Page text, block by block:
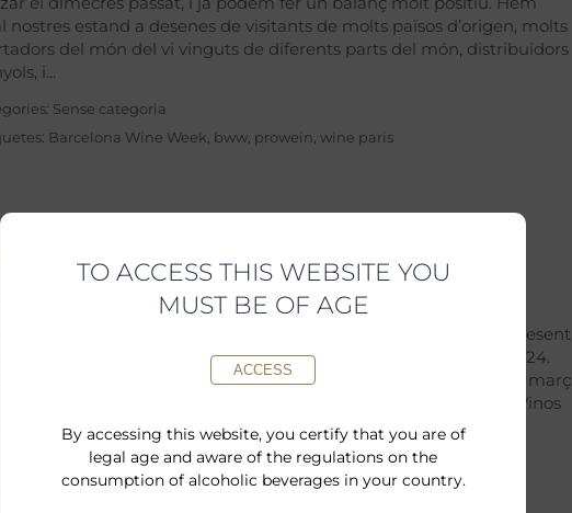
nostres estand a desenes de visitants de molts països d’origen, molts
del món del vi vinguts de diferents parts del món, distribuïdors
i
Sense categoria
Barcelona Wine Week bww, prowein wine paris
veiem a les fires!
serà present Torelló Aquest any 2024 Torelló Viticultors serà present
fires comercials: Barcelona Wine Week, 5-7 de febrer 2024.
del Vi, Barcelona, 4 de març 2024. Prowein Dusseldorf, 10-12 març
Gourmets, 22-25 d’abril 2024. Salón Peñín de los Mejores Vinos
novembre 2024. Esperem
Actualitat Torelló
bww,Gourmets , música del vi ,Peñín,prowein
TO ACCESS THIS WEBSITE YOU
MUST BE OF AGE
ACCESS
By accessing this website, you certify that you are of
legal age and aware of the regulations on the
consumption of alcoholic beverages in your country.